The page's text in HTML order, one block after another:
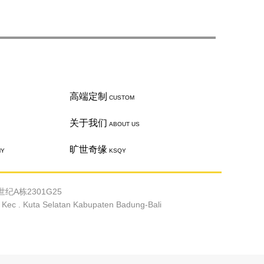
高端定制 CUSTOM
关于我们 ABOUT US
旷世奇缘 KSQY
纪A栋2301G25
. Kuta Selatan Kabupaten Badung-Bali